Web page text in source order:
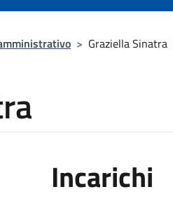
> Graziella Sinatra
Incarichi